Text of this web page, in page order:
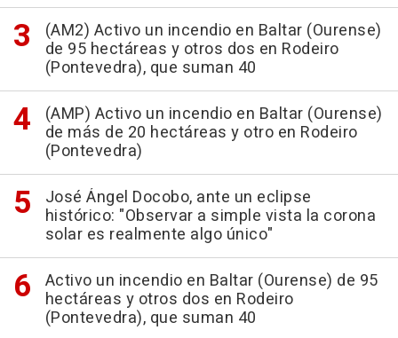
(AM2) Activo un incendio en Baltar (Ourense)
de 95 hectáreas y otros dos en Rodeiro
(Pontevedra), que suman 40
(AMP) Activo un incendio en Baltar (Ourense)
de más de 20 hectáreas y otro en Rodeiro
(Pontevedra)
José Ángel Docobo, ante un eclipse
histórico: "Observar a simple vista la corona
solar es realmente algo único"
Activo un incendio en Baltar (Ourense) de 95
hectáreas y otros dos en Rodeiro
(Pontevedra), que suman 40